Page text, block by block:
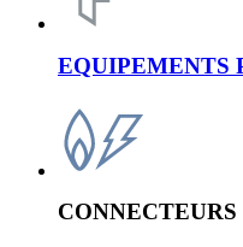
EQUIPEMENTS